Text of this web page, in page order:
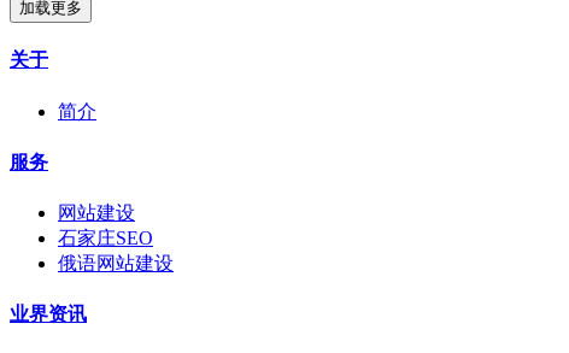
加载更多
关于
简介
服务
网站建设
石家庄SEO
俄语网站建设
业界资讯